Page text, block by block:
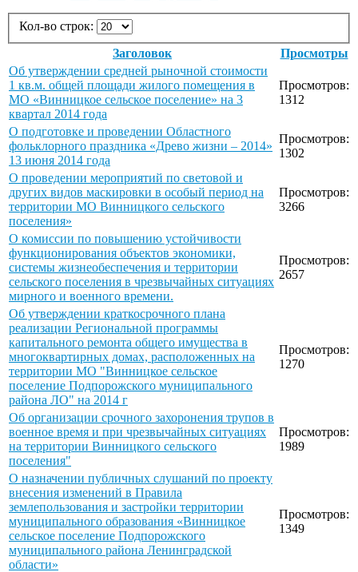
Кол-во строк:
Заголовок
Просмотры
Об утверждении средней рыночной стоимости
1 кв.м. общей площади жилого помещения в
МО «Винницкое сельское поселение» на 3
квартал 2014 года
Просмотров:
1312
О подготовке и проведении Областного
фольклорного праздника «Древо жизни – 2014»
13 июня 2014 года
Просмотров:
1302
О проведении мероприятий по световой и
других видов маскировки в особый период на
территории МО Винницкого сельского
поселения»
Просмотров:
3266
О комиссии по повышению устойчивости
функционирования объектов экономики,
системы жизнеобеспечения и территории
сельского поселения в чрезвычайных ситуациях
мирного и военного времени.
Просмотров:
2657
Об утверждении краткосрочного плана
реализации Региональной программы
капитального ремонта общего имущества в
многоквартирных домах, расположенных на
территории МО "Винницкое сельское
поселение Подпорожского муниципального
района ЛО" на 2014 г
Просмотров:
1270
Об организации срочного захоронения трупов в
военное время и при чрезвычайных ситуациях
на территории Винницкого сельского
поселения"
Просмотров:
1989
О назначении публичных слушаний по проекту
внесения изменений в Правила
землепользования и застройки территории
муниципального образования «Винницкое
сельское поселение Подпорожского
муниципального района Ленинградской
области»
Просмотров:
1349